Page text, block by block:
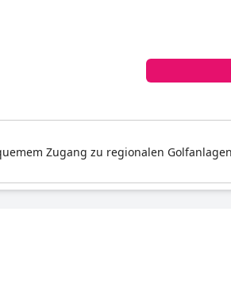
Zugang zu regionalen